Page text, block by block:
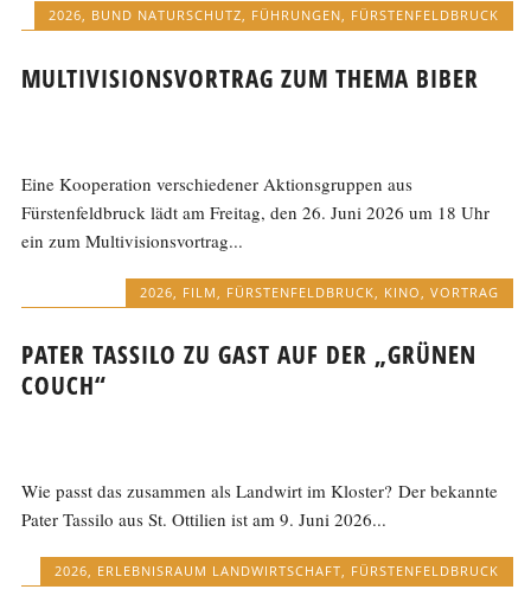
2026, BUND NATURSCHUTZ, FÜHRUNGEN, FÜRSTENFELDBRUCK
MULTIVISIONSVORTRAG ZUM THEMA BIBER
Eine Kooperation verschiedener Aktionsgruppen aus
Fürstenfeldbruck lädt am Freitag, den 26. Juni 2026 um 18 Uhr
ein zum Multivisionsvortrag...
2026 FILM FÜRSTENFELDBRUCK KINO VORTRAG
PATER TASSILO ZU GAST AUF DER „GRÜNEN
COUCH“
Wie passt das zusammen als Landwirt im Kloster? Der bekannte
Pater Tassilo aus St. Ottilien ist am 9. Juni 2026...
2026, ERLEBNISRAUM LANDWIRTSCHAFT, FÜRSTENFELDBRUCK